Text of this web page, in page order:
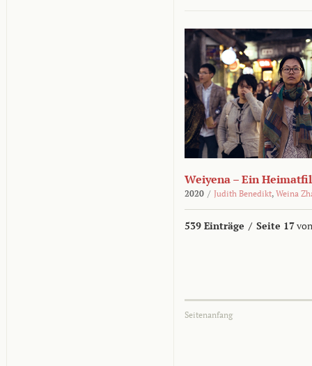
Weiyena – Ein
2020 / Judith Benedikt, Weina
539 Einträge / Seite 17
Seitenanfang